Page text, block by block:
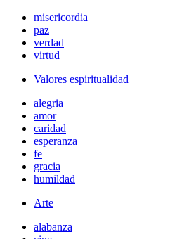
misericordia
paz
verdad
virtud
Valores espiritualidad
alegria
amor
caridad
esperanza
fe
gracia
humildad
Arte
alabanza